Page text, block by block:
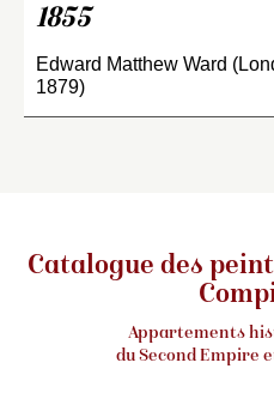
1855
Edward Matthew Ward
1879)
Catalogue des
Appartements
du Second Empire